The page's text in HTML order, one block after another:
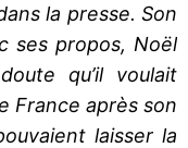
la presse. Son
ses propos, Noël
qu’il voulait
France après son
laisser la